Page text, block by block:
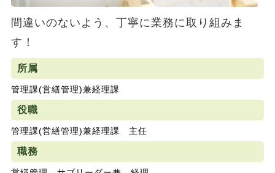
間違いのないよう、丁寧に業務に取り組みま
す！
所属
管理課(営繕管理)兼経理課
役職
管理課(営繕管理)兼経理課 主任
職務